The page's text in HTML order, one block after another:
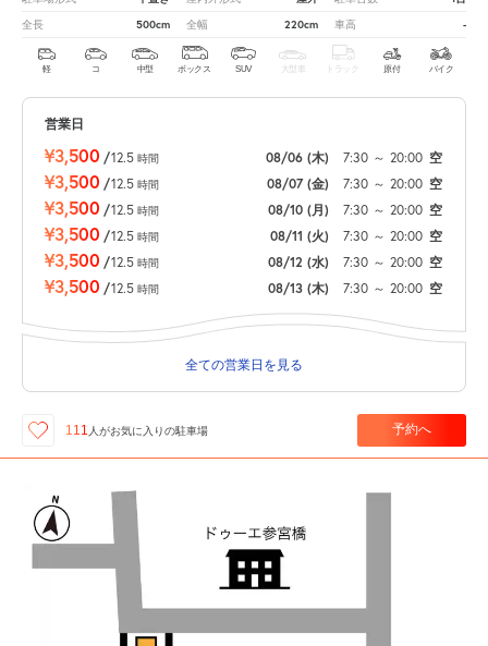
全長 500cm 全幅 220cm 車高 -
軽 コ 中型 ボックス SUV 大型車 トラック 原付 バイク
営業日
¥3,500 /12.5 時間 08/06 (木) 7:30 ～ 20:00 空
¥3,500 /12.5 時間 08/07 (金) 7:30 ～ 20:00 空
¥3,500 /12.5 時間 08/10 (月) 7:30 ～ 20:00 空
¥3,500 /12.5 時間 08/11 (火) 7:30 ～ 20:00 空
¥3,500 /12.5 時間 08/12 (水) 7:30 ～ 20:00 空
¥3,500 /12.5 時間 08/13 (木) 7:30 ～ 20:00 空
全ての営業日を見る
111 人がお気に入りの駐車場 予約へ